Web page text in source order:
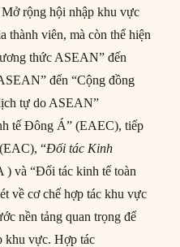
rộng hội nhập khu vực
thành viên, mà còn thể hiện
thức ASEAN” đến
đến “Cộng đồng
tự do ASEAN”
tế Đông Á” (EAEC), tiếp
“Đối tác Kinh
) và “Đối tác kinh tế toàn
về cơ chế hợp tác khu vực
nền tảng quan trọng để
khu vực. Hợp tác